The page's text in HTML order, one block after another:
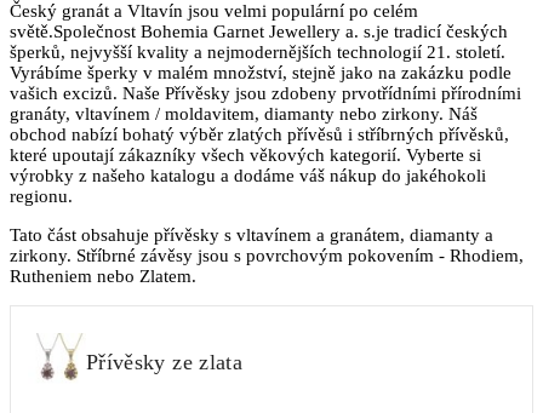
Český granát a Vltavín jsou velmi populární po celém
světě.Společnost Bohemia Garnet Jewellery a. s.je tradicí českých
šperků, nejvyšší kvality a nejmodernějších technologií 21. století.
Vyrábíme šperky v malém množství, stejně jako na zakázku podle
vašich excizů. Naše Přívěsky jsou zdobeny prvotřídními přírodními
granáty, vltavínem / moldavitem, diamanty nebo zirkony. Náš
obchod nabízí bohatý výběr zlatých přívěsů i stříbrných přívěsků,
které upoutají zákazníky všech věkových kategorií. Vyberte si
výrobky z našeho katalogu a dodáme váš nákup do jakéhokoli
regionu.
Tato část obsahuje přívěsky s vltavínem a granátem, diamanty a
zirkony. Stříbrné závěsy jsou s povrchovým pokovením - Rhodiem,
Rutheniem nebo Zlatem.
Přívěsky ze zlata